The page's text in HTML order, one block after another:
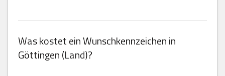
Was kostet ein Wunschkennzeichen in
Göttingen (Land)?